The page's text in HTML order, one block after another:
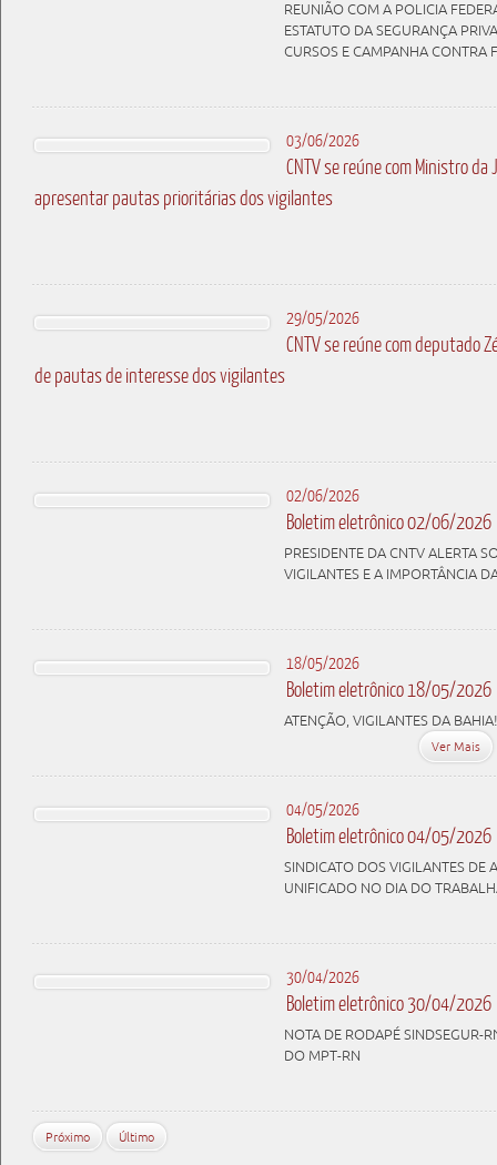
REUNIÃO COM A POLICIA
ESTATUTO DA SEGURANÇA
CURSOS E CAMPANHA CONTRA
03/06/2026
CNTV se reúne com Ministro da
apresentar pautas prioritárias dos vigilantes
29/05/2026
CNTV se reúne com deputado
de pautas de interesse dos vigilantes
02/06/2026
Boletim eletrônico 02/06/2026
PRESIDENTE DA CNTV ALERTA
VIGILANTES E A IMPORTÂNCIA
18/05/2026
Boletim eletrônico 18/05/2026
ATENÇÃO, VIGILANTES DA BAHIA!
Ver Mais
04/05/2026
Boletim eletrônico 04/05/2026
SINDICATO DOS VIGILANTES DE
UNIFICADO NO DIA DO
30/04/2026
Boletim eletrônico 30/04/2026
NOTA DE RODAPÉ SINDSEGUR-
DO MPT-RN
Próximo Último